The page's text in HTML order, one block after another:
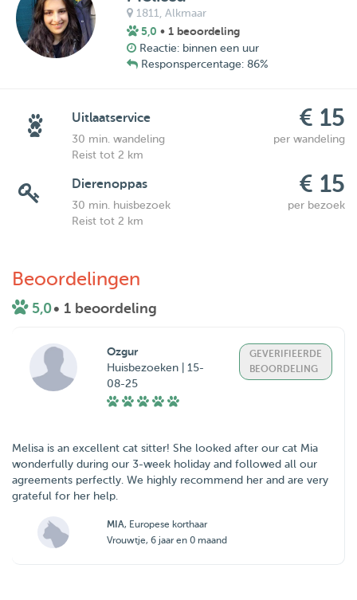
1811,Alkmaar
5,0 • 1 beoordeling
Reactie: binnen een uur
Responspercentage: 86%
Uitlaatservice € 15
30 min. wandeling
per wandeling
Reist tot 2 km
Dierenoppas € 15
30 min. huisbezoek
per bezoek
Reist tot 2 km
Beoordelingen
5,0• 1 beoordeling
Ozgur
Huisbezoeken | 15-
08-25
GEVERIFIEERDE
BEOORDELING
Melisa is an excellent cat sitter! She looked after our cat Mia
wonderfully during our 3-week holiday and followed all our
agreements perfectly. We highly recommend her and are very
grateful for her help.
MIA, Europese korthaar
Vrouwtje, 6 jaar en 0 maand